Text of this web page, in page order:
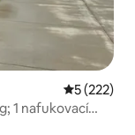
Průměrné
5 (222)
1 nafukovací